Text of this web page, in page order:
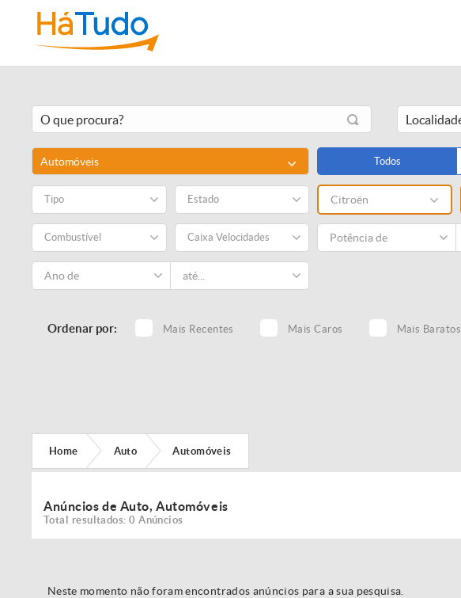
Automóveis Todos
Tipo Estado Citroën
Combustível Caixa Velocidades
Ordenar por: Mais Recentes Mais Caros Mais Baratos
Home Auto Automóveis
Anúncios de Auto, Automóveis
Total resultados: 0 Anúncios
Neste momento não foram encontrados anúncios para a sua pesquisa.